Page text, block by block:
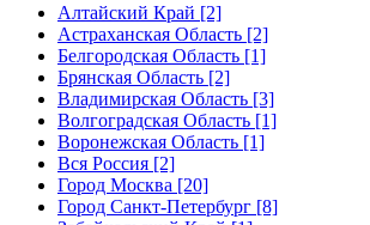
Алтайский Край [2]
Астраханская Область [2]
Белгородская Область [1]
Брянская Область [2]
Владимирская Область [3]
Волгоградская Область [1]
Воронежская Область [1]
Вся Россия [2]
Город Москва [20]
Город Санкт-Петербург [8]